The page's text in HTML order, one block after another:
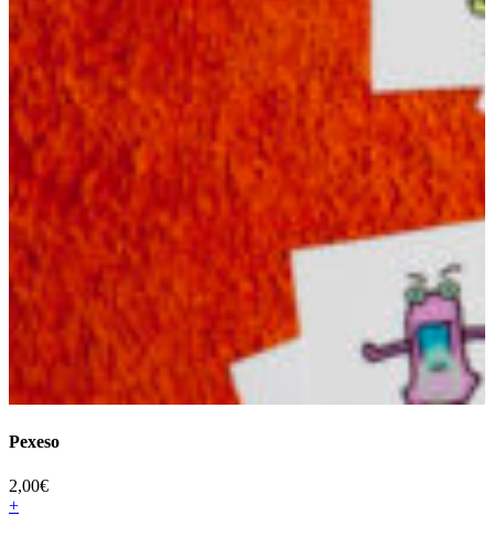
Pexeso
2,00€
+